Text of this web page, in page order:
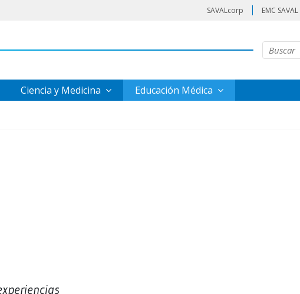
SAVALcorp EMC SAVAL
Ciencia y Medicina Educación Médica